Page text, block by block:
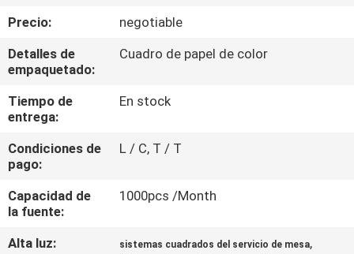
CONTROL
DE
CALIDAD
EN
CONTACTO
CON
Precio:
negotiable
Detalles de
empaquetado:
Cuadro de papel de color
Tiempo de
entrega:
En stock
Condiciones de
pago:
L / C, T / T
Capacidad de
la fuente:
1000pcs /Month
Alta luz: sistemas cuadrados del servicio de mesa,